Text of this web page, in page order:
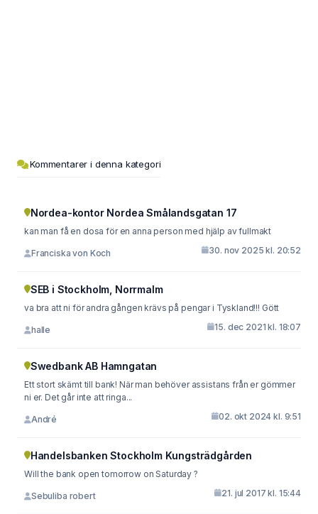
Kommentarer i denna kategori
Nordea-kontor Nordea Smålandsgatan 17
kan man få en dosa för en anna person med hjälp av fullmakt
Franciska von Koch 30. nov 2025 kl. 20:52
SEB i Stockholm, Norrmalm
va bra att ni för andra gången krävs på pengar i Tyskland!!! Gött
halle 15. dec 2021 kl. 18:07
Swedbank AB Hamngatan
Ett stort skämt till bank! När man behöver assistans från er gömmer
ni er. Det går inte att ringa...
André 02. okt 2024 kl. 9:51
Handelsbanken Stockholm Kungsträdgården
Will the bank open tomorrow on Saturday ?
Sebuliba robert 21. jul 2017 kl. 15:44